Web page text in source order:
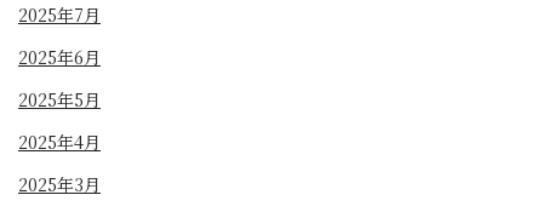
2025年7月
2025年6月
2025年5月
2025年4月
2025年3月